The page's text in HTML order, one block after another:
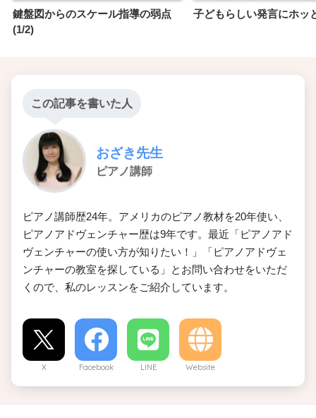
鍵盤図からのスケール指導の弱点
(1/2)
子どもらしい発言にホッ
この記事を書いた人
おざき先生
ピアノ講師
ピアノ講師歴24年。アメリカのピアノ教材を20年使い、
ピアノアドヴェンチャー歴は9年です。最近「ピアノアド
ヴェンチャーの使い方が知りたい！」「ピアノアドヴェ
ンチャーの教室を探している」とお問い合わせをいただ
くので、私のレッスンをご紹介しています。
X Facebook LINE Website